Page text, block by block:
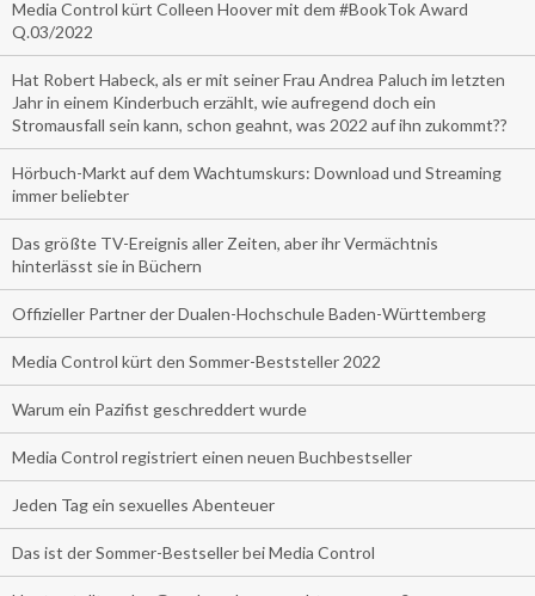
Media Control kürt Colleen Hoover mit dem #BookTok Award
Q.03/2022
Hat Robert Habeck, als er mit seiner Frau Andrea Paluch im letzten
Jahr in einem Kinderbuch erzählt, wie aufregend doch ein
Stromausfall sein kann, schon geahnt, was 2022 auf ihn zukommt??
Hörbuch-Markt auf dem Wachtumskurs: Download und Streaming
immer beliebter
Das größte TV-Ereignis aller Zeiten, aber ihr Vermächtnis
hinterlässt sie in Büchern
Offizieller Partner der Dualen-Hochschule Baden-Württemberg
Media Control kürt den Sommer-Beststeller 2022
Warum ein Pazifist geschreddert wurde
Media Control registriert einen neuen Buchbestseller
Jeden Tag ein sexuelles Abenteuer
Das ist der Sommer-Bestseller bei Media Control